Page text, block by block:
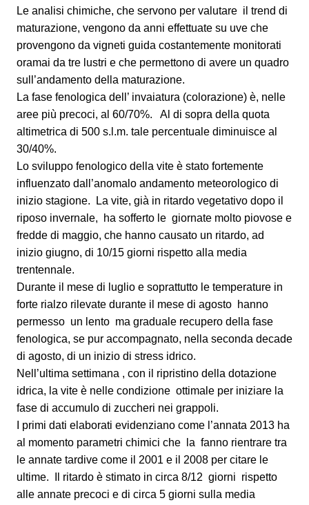
Le analisi chimiche, che servono per valutare il trend di
maturazione, vengono da anni effettuate su uve che
provengono da vigneti guida costantemente monitorati
oramai da tre lustri e che permettono di avere un quadro
sull’andamento della maturazione.
La fase fenologica dell’ invaiatura (colorazione) è, nelle
aree più precoci, al 60/70%. Al di sopra della quota
altimetrica di 500 s.l.m. tale percentuale diminuisce al
30/40%.
Lo sviluppo fenologico della vite è stato fortemente
influenzato dall’anomalo andamento meteorologico di
inizio stagione. La vite, già in ritardo vegetativo dopo il
riposo invernale, ha sofferto le giornate molto piovose e
fredde di maggio, che hanno causato un ritardo, ad
inizio giugno, di 10/15 giorni rispetto alla media
trentennale.
Durante il mese di luglio e soprattutto le temperature in
forte rialzo rilevate durante il mese di agosto hanno
permesso un lento ma graduale recupero della fase
fenologica, se pur accompagnato, nella seconda decade
di agosto, di un inizio di stress idrico.
Nell’ultima settimana , con il ripristino della dotazione
idrica, la vite è nelle condizione ottimale per iniziare la
fase di accumulo di zuccheri nei grappoli.
I primi dati elaborati evidenziano come l’annata 2013 ha
al momento parametri chimici che la fanno rientrare tra
le annate tardive come il 2001 e il 2008 per citare le
ultime. Il ritardo è stimato in circa 8/12 giorni rispetto
alle annate precoci e di circa 5 giorni sulla media